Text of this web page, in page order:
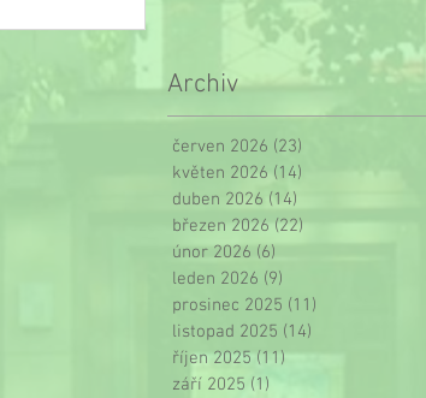
Archiv
červen 2026 (23)
květen 2026 (14)
duben 2026 (14)
březen 2026 (22) 22 příspěvků
únor 2026 (6)
leden 2026 (9)
prosinec 2025 (11)
listopad 2025 (14)
říjen 2025 (11)11 příspěvků
září 2025 (1)